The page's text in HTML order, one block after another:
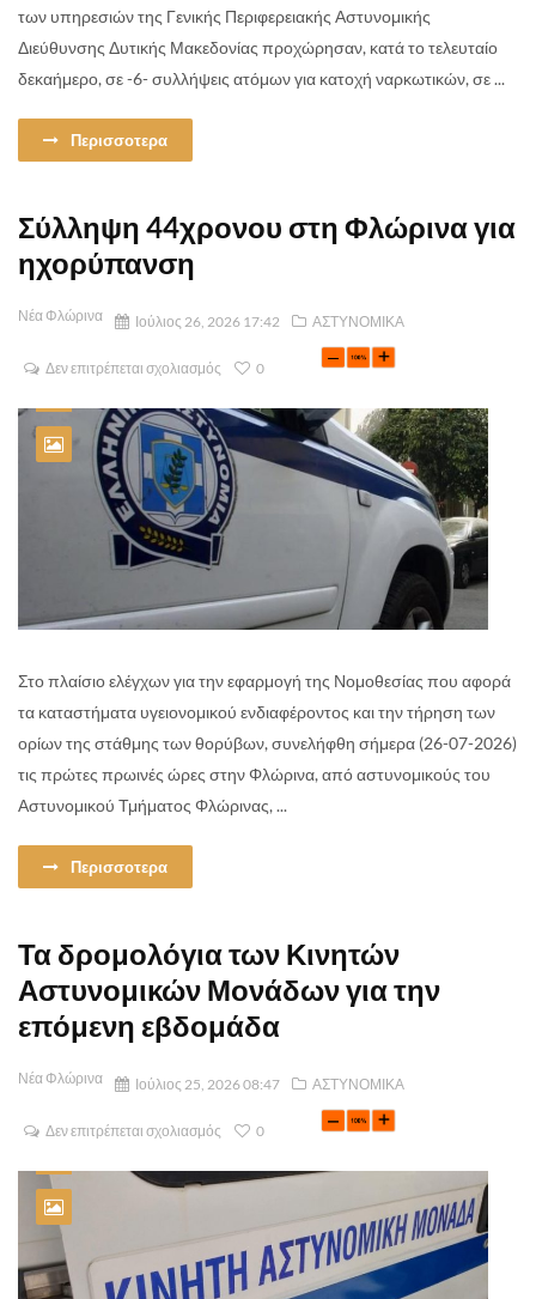
των υπηρεσιών της Γενικής Περιφερειακής Αστυνομικής
Διεύθυνσης Δυτικής Μακεδονίας προχώρησαν, κατά το τελευταίο
δεκαήμερο, σε -6- συλλήψεις ατόμων για κατοχή ναρκωτικών, σε ...
Περισσοτερα
Σύλληψη 44χρονου στη Φλώρινα για
ηχορύπανση
Νέα Φλώρινα Ιούλιος 26, 2026 17:42 ΑΣΤΥΝΟΜΙΚΑ
Δεν επιτρέπεται σχολιασμός 0
Στο πλαίσιο ελέγχων για την εφαρμογή της Νομοθεσίας που αφορά
τα καταστήματα υγειονομικού ενδιαφέροντος και την τήρηση των
ορίων της στάθμης των θορύβων, συνελήφθη σήμερα (26-07-2026)
τις πρώτες πρωινές ώρες στην Φλώρινα, από αστυνομικούς του
Αστυνομικού Τμήματος Φλώρινας, ...
Περισσοτερα
Τα δρομολόγια των Κινητών
Αστυνομικών Μονάδων για την
επόμενη εβδομάδα
Νέα Φλώρινα Ιούλιος 25, 2026 08:47 ΑΣΤΥΝΟΜΙΚΑ
Δεν επιτρέπεται σχολιασμός 0